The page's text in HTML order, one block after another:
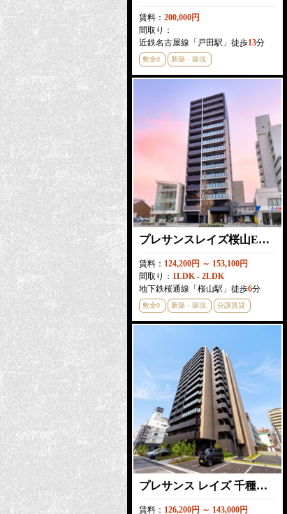
賃料： 200,000円
間取り：
近鉄名古屋線「戸田駅」徒歩13分
敷金0 新築・築浅
プレサンスレイズ桜山EAST
賃料： 124,200円 ～ 153,100円
間取り： 1LDK - 2LDK
地下鉄桜通線「桜山駅」徒歩6分
敷金0 新築・築浅 分譲賃貸
プレサンス レイズ 千種今池Ⅱ
賃料： 126,200円 ～ 143,000円